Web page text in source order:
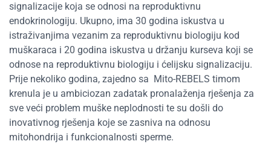
signalizacije koja se odnosi na reproduktivnu
endokrinologiju. Ukupno, ima 30 godina iskustva u
istraživanjima vezanim za reproduktivnu biologiju kod
muškaraca i 20 godina iskustva u držanju kurseva koji se
odnose na reproduktivnu biologiju i ćelijsku signalizaciju.
Prije nekoliko godina, zajedno sa Mito-REBELS timom
krenula je u ambiciozan zadatak pronalaženja rješenja za
sve veći problem muške neplodnosti te su došli do
inovativnog rješenja koje se zasniva na odnosu
mitohondrija i funkcionalnosti sperme.